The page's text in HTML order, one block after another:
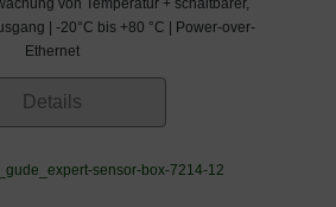
von Temperatur + schaltbarer,
-20°C bis +80 °C | Power-over-
Ethernet
Details